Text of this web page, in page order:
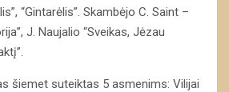
“Gintarėlis”. Skambėjo C. Saint –
J. Naujalio “Sveikas, Jėzau
šiemet suteiktas 5 asmenims: Vilijai